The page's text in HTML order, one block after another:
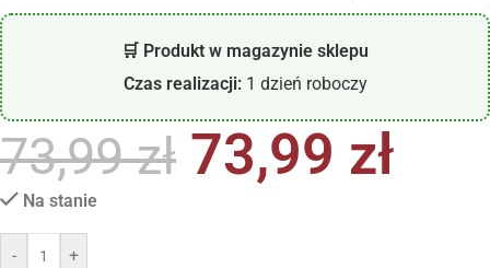
🛒 Produkt w magazynie sklepu
Czas realizacji:1 dzień roboczy
73,99zł 73,99 zł
Na stanie
- +